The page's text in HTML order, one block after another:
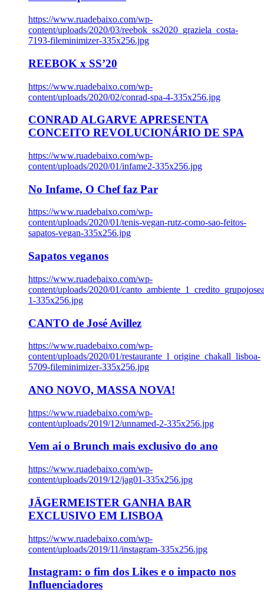
https://www.ruadebaixo.com/wp-
content/uploads/2020/03/reebok_ss2020_graziela_costa-
7193-fileminimizer-335x256.jpg
REEBOK x SS’20
https://www.ruadebaixo.com/wp-
content/uploads/2020/02/conrad-spa-4-335x256.jpg
CONRAD ALGARVE APRESENTA
CONCEITO REVOLUCIONÁRIO DE SPA
https://www.ruadebaixo.com/wp-
content/uploads/2020/01/infame2-335x256.jpg
No Infame, O Chef faz Par
https://www.ruadebaixo.com/wp-
content/uploads/2020/01/tenis-vegan-rutz-como-sao-feitos-
sapatos-vegan-335x256.jpg
Sapatos veganos
https://www.ruadebaixo.com/wp-
content/uploads/2020/01/
1-335x256.jpg
CANTO de José Avillez
https://www.ruadebaixo.com/wp-
content/uploads/2020/01/restaurante_l_origine_chakall_lisboa-
5709-fileminimizer-335x256.jpg
ANO NOVO, MASSA NOVA!
https://www.ruadebaixo.com/wp-
content/uploads/2019/12/unnamed-2-335x256.jpg
Vem ai o Brunch mais exclusivo do ano
https://www.ruadebaixo.com/wp-
content/uploads/2019/12/jag01-335x256.jpg
JÄGERMEISTER GANHA BAR
EXCLUSIVO EM LISBOA
https://www.ruadebaixo.com/wp-
content/uploads/2019/11/instagram-335x256.jpg
Instagram: o fim dos Likes e o impacto nos
Influenciadores